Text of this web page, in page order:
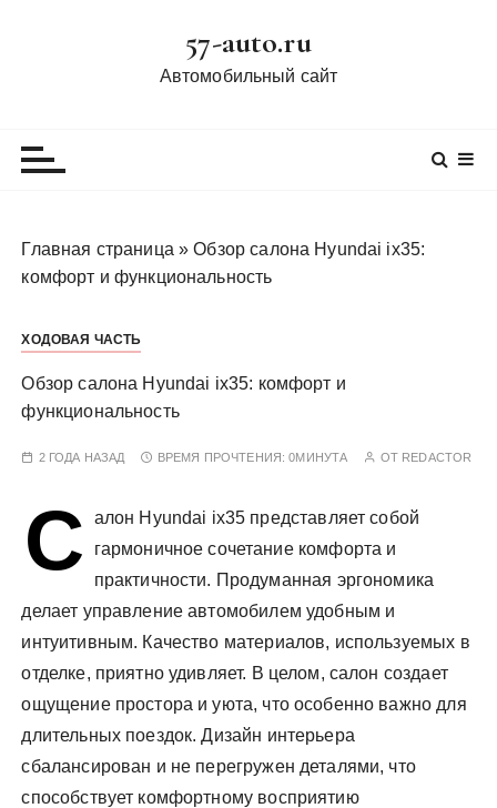
57-auto.ru
Автомобильный сайт
Главная страница »Обзор салона Hyundai ix35:
комфорт и функциональность
ХОДОВАЯ ЧАСТЬ
Обзор салона Hyundai ix35: комфорт и
функциональность
2 ГОДА НАЗАД ВРЕМЯ ПРОЧТЕНИЯ:0МИНУТА ОТ REDACTOR
С
алон Hyundai ix35 представляет собой
гармоничное сочетание комфорта и
практичности. Продуманная эргономика
делает управление автомобилем удобным и
интуитивным. Качество материалов, используемых в
отделке, приятно удивляет. В целом, салон создает
ощущение простора и уюта, что особенно важно для
длительных поездок. Дизайн интерьера
сбалансирован и не перегружен деталями, что
способствует комфортному восприятию